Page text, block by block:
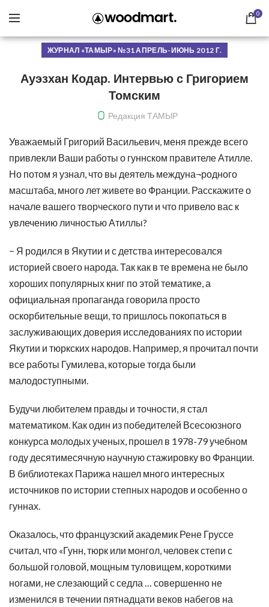
0
ЖУРНАЛ «ТАМЫР» №31 АПРЕЛЬ-ИЮНЬ 2012 Г.
Ауэзхан Кодар. Интервью с Григорием
Томским
Редакция ТАМЫР
Уважаемый Григорий Васильевич, меня прежде всего
привлекли Ваши работы о гуннском правителе Атилле.
Но потом я узнал, что вы деятель междуна¬родного
масштаба, много лет живете во Франции. Расскажите о
начале вашего творческого пути и что привело вас к
увлечению личностью Атиллы?
− Я родился в Якутии и с детства интересовался
историей своего народа. Так как в те времена не было
хороших популярных книг по этой тематике, а
официальная пропаганда говорила просто
оскорбительные вещи, то пришлось покопаться в
заслуживающих доверия исследованиях по истории
Якутии и тюркских народов. Например, я прочитал почти
все работы Гумилева, которые тогда были
малодоступными.
Будучи любителем правды и точности, я стал
математиком. Как один из победителей Всесоюзного
конкурса молодых ученых, прошел в 1978-79 учебном
году десятимесячную научную стажировку во Франции.
В библиотеках Парижа нашел много интересных
источников по истории степных народов и особенно о
гуннах.
Оказалось, что французский академик Рене Груссе
считал, что «Гунн, тюрк или монгол, человек степи с
большой головой, мощным туловищем, короткими
ногами, не слезающий с седла … совершенно не
изменился в течении пятнадцати веков набегов на